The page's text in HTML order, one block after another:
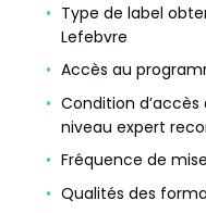
Type de label
Lefebvre
Accès au
Condition
niveau expert
Fréquence de
Qualités des